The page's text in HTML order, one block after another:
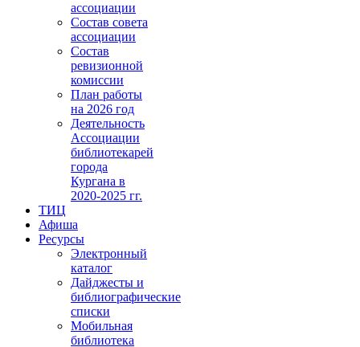
ассоциации
Состав совета
ассоциации
Состав
ревизионной
комиссии
План работы
на 2026 год
Деятельность
Ассоциации
библиотекарей
города
Кургана в
2020-2025 гг.
ТИЦ
Афиша
Ресурсы
Электронный
каталог
Дайджесты и
библиографические
списки
Мобильная
библиотека